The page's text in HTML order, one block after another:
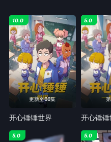
更新至66集
10.0
开心锤锤世界
5.0
开心锤锤
5.0 5.0